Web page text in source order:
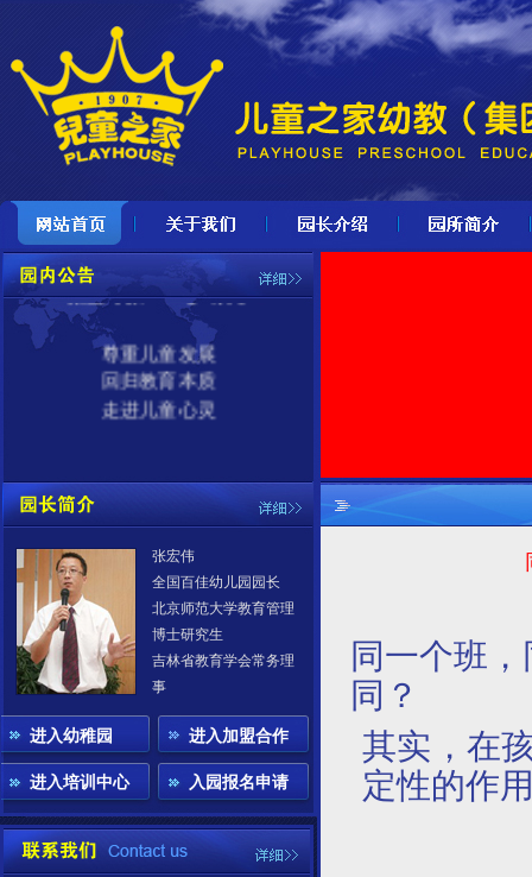
儿童之家
期待宝贝加入
招生对象：3-6岁幼儿
尊重儿童发展
回归教育本质
走进儿童心灵
张宏伟
全国百佳幼儿园园长
北京师范大学教育管理
博士研究生
吉林省教育学会常务理
事
进入幼稚园
进入培训中心
进入加盟合作
入园报名申请
同一个班
同？
其实，在
定性的作